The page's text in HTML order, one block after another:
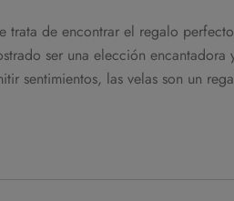
de encontrar el regalo
ser una elección encantadora
sentimientos, las velas son un